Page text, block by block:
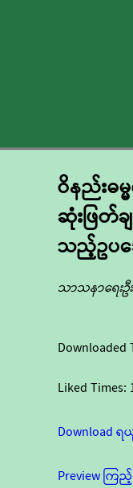
ဝိနည်းဓမ္
ဆုံးဖြတ်
သည့်ဥပ
သာသနာရေးဦ
Downloaded
Liked Times:
Download
Preview ကြ